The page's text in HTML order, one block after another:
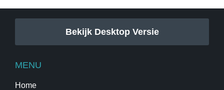
Bekijk Desktop Versie
MENU
Home